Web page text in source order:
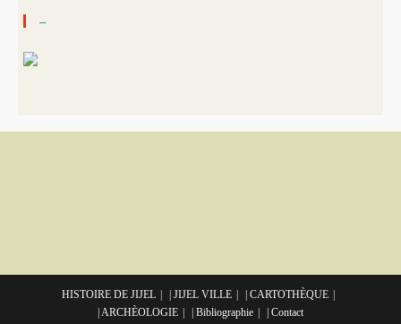
–
HISTOIRE DE JIJEL | JIJEL VILLE
| CARTOTHÈQUE
| ARCHÈOLOGIE
| Bibliographie | Contact